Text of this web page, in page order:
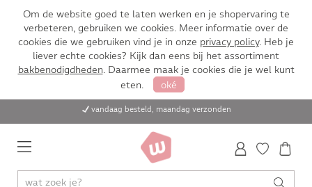
Om de website goed te laten werken en je shopervaring te
verbeteren, gebruiken we cookies. Meer informatie over de
cookies die we gebruiken vind je in onze privacy policy. Heb je
liever echte cookies? Kijk dan eens bij het assortiment
bakbenodigdheden. Daarmee maak je cookies die je wel kunt
eten.
oké
vandaag besteld, maandag verzonden